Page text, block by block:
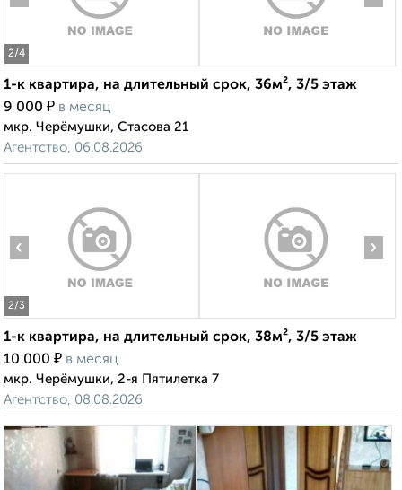
2/4
1-к квартира, на длительный срок, 36м², 3/5 этаж
9 000 ₽ в месяц
мкр. Черёмушки, Стасова 21
Агентство, 06.08.2026
2/3
‹ ›
1-к квартира, на длительный срок, 38м², 3/5 этаж
10 000 ₽ в месяц
мкр. Черёмушки, 2-я Пятилетка 7
Агентство, 08.08.2026